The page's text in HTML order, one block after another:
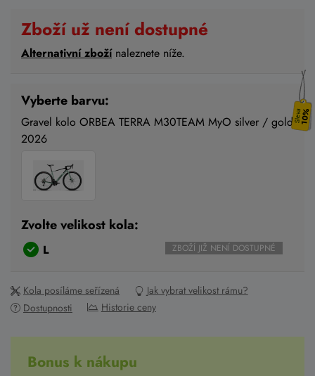
Zboží už není dostupné
Alternativní zbožínaleznete níže.
Vyberte barvu:
Gravel kolo ORBEA TERRA M30TEAM MyO silver / gold
2026
10%
Zvolte velikost kola:
L ZBOŽÍ JIŽ NENÍ DOSTUPNÉ
Kola posíláme seřízená
Jak vybrat velikost rámu?
Dostupnosti
Historie ceny
Bonus k nákupu